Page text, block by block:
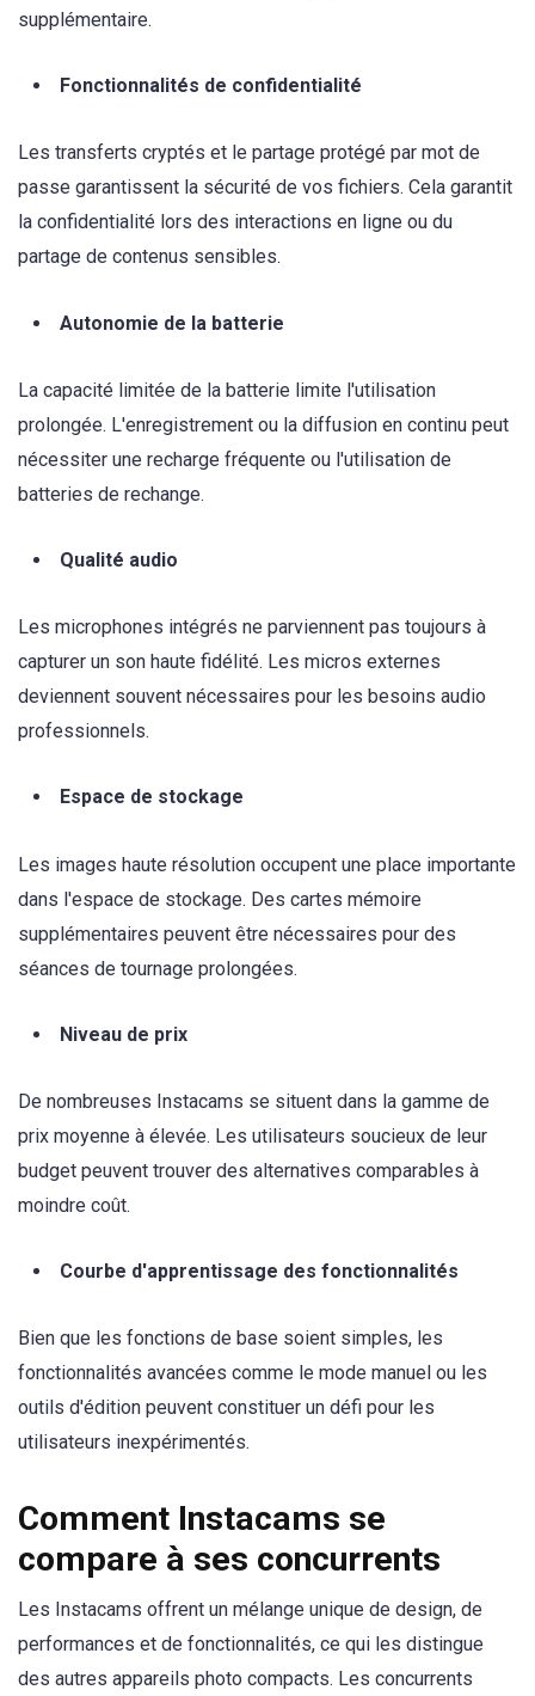
supplémentaire.
Fonctionnalités de confidentialité
Les transferts cryptés et le partage protégé par mot de
passe garantissent la sécurité de vos fichiers. Cela garantit
la confidentialité lors des interactions en ligne ou du
partage de contenus sensibles.
Autonomie de la batterie
La capacité limitée de la batterie limite l'utilisation
prolongée. L'enregistrement ou la diffusion en continu peut
nécessiter une recharge fréquente ou l'utilisation de
batteries de rechange.
Qualité audio
Les microphones intégrés ne parviennent pas toujours à
capturer un son haute fidélité. Les micros externes
deviennent souvent nécessaires pour les besoins audio
professionnels.
Espace de stockage
Les images haute résolution occupent une place importante
dans l'espace de stockage. Des cartes mémoire
supplémentaires peuvent être nécessaires pour des
séances de tournage prolongées.
Niveau de prix
De nombreuses Instacams se situent dans la gamme de
prix moyenne à élevée. Les utilisateurs soucieux de leur
budget peuvent trouver des alternatives comparables à
moindre coût.
Courbe d'apprentissage des fonctionnalités
Bien que les fonctions de base soient simples, les
fonctionnalités avancées comme le mode manuel ou les
outils d'édition peuvent constituer un défi pour les
utilisateurs inexpérimentés.
Comment Instacams se
compare à ses concurrents
Les Instacams offrent un mélange unique de design, de
performances et de fonctionnalités, ce qui les distingue
des autres appareils photo compacts. Les concurrents